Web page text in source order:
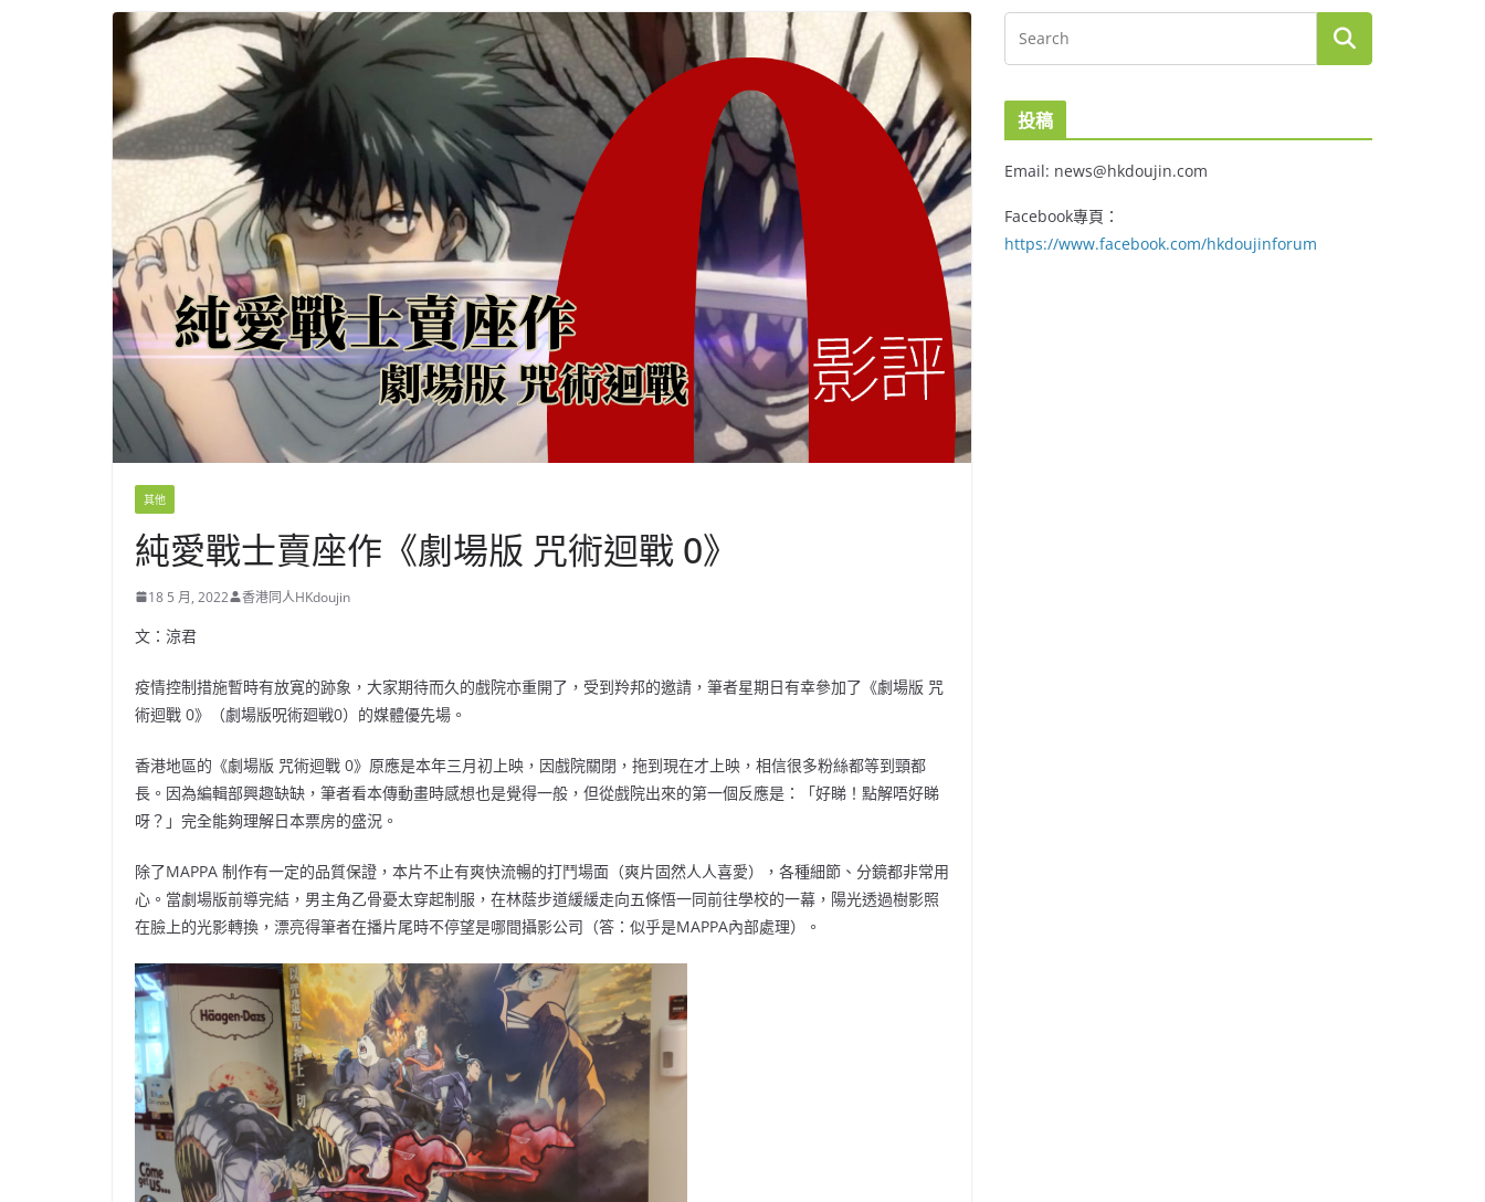
其他
純愛戰士賣座作《劇場版 咒術迴戰 0》
18 5 月, 2022 香港同人HKdoujin
文：涼君
疫情控制措施暫時有放寛的跡象，大家期待而久的戲院亦重開了，受到羚邦的邀請，筆者星期日有幸參加了《劇場版 咒
術迴戰 0》（劇場版呪術廻戦0）的媒體優先場。
香港地區的《劇場版 咒術迴戰 0》原應是本年三月初上映，因戲院關閉，拖到現在才上映，相信很多粉絲都等到頸都
長。因為編輯部興趣缺缺，筆者看本傳動畫時感想也是覺得一般，但從戲院出來的第一個反應是：「好睇！點解唔好睇
呀？」完全能夠理解日本票房的盛況。
除了MAPPA 制作有一定的品質保證，本片不止有爽快流暢的打鬥場面（爽片固然人人喜愛），各種細節、分鏡都非常用
心。當劇場版前導完結，男主角乙骨憂太穿起制服，在林蔭步道緩緩走向五條悟一同前往學校的一幕，陽光透過樹影照
在臉上的光影轉換，漂亮得筆者在播片尾時不停望是哪間攝影公司（答：似乎是MAPPA內部處理）。
投稿
Email: news@hkdoujin.com
Facebook專頁：
https://www.facebook.com/hkdoujinforum